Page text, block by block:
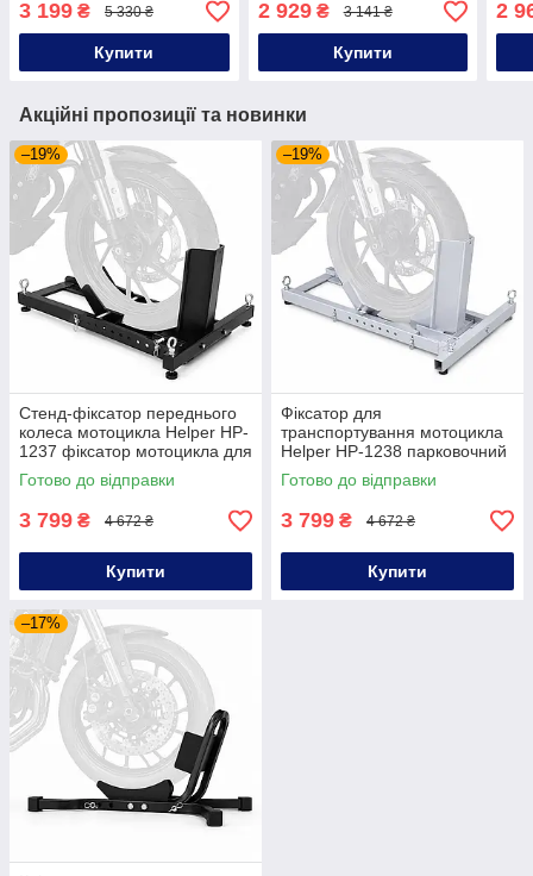
3 199 ₴ 5 330 ₴
Купити
2 929₴ 3 141 ₴
Купити
2
Акційні пропозиції та новинки
–19%
Стенд-фіксатор переднього
колеса мотоцикла Helper HP-
1237 фіксатор мотоцикла для
мотосалону
Готово до відправки
3 799 ₴ 4 672 ₴
Купити
–19%
Фіксатор для
транспортування мотоцикла
Helper HP-1238 парковочний
стенд мотоцикла
Готово до відправки
3 799 ₴ 4 672 ₴
Купити
–17%